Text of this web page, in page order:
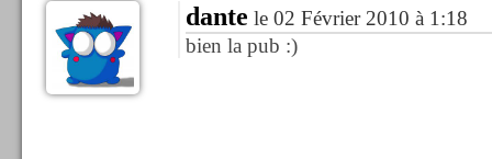
dante le 02 Février 2010 à 1:18
bien la pub :)